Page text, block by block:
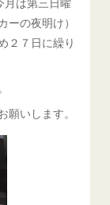
の夜明け）
２７日に繰り
願いします。